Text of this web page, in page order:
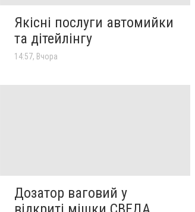
Якісні послуги автомийки
та дітейлінгу
14:57, Вчора
Дозатор ваговий у